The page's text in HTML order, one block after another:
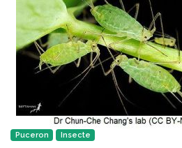
Puceron Insecte‎